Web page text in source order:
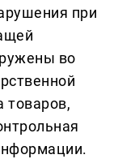
при
во
товаров,